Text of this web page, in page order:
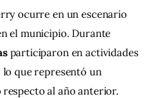
ocurre en un escenario
el municipio. Durante
participaron en actividades
que representó un
respecto al año anterior.